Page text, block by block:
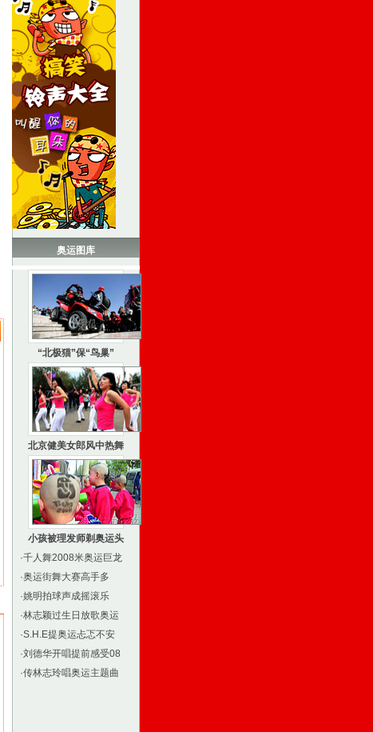
奥运图库
“北极猫”保“鸟巢”
北京健美女郎风中热舞
小孩被理发师剃奥运头
·千人舞2008米奥运巨龙
·奥运街舞大赛高手多
·姚明拍球声成摇滚乐
·林志颖过生日放歌奥运
·S.H.E提奥运忐忑不安
·刘德华开唱提前感受08
·传林志玲唱奥运主题曲